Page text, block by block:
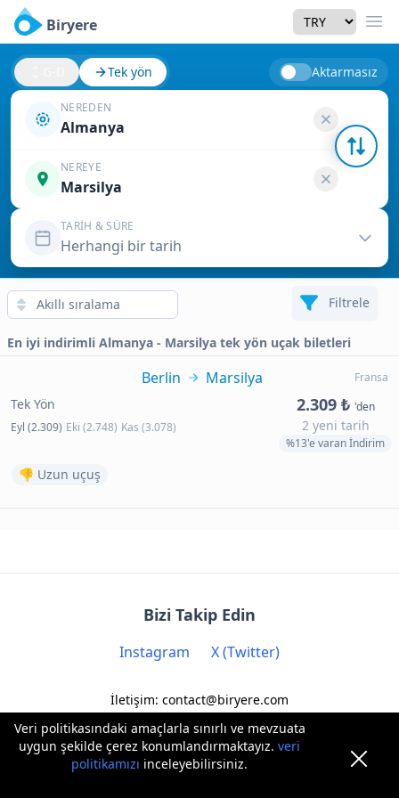
Veri politikasındaki amaçlarla sınırlı ve mevzuata
uygun şekilde çerez konumlandırmaktayız.veri
politikamızı inceleyebilirsiniz.
Biryere Currency
Tek yön Aktarmasız
NEREDEN
Almanya
NEREYE
Marsilya
TARIH & SÜRE
Herhangi bir tarih
Filtrele
En iyi indirimli Almanya - Marsilya tek yön uçak biletleri
Fransa
Berlin Marsilya
Tek Yön
Eyl (2.309) Eki (2.748) Kas (3.078)
2.309 ₺ 'den
2 yeni tarih
%13'e varan İndirim
👎 Uzun uçuş
Bizi Takip Edin
Instagram X (Twitter)
İletişim: contact@biryere.com